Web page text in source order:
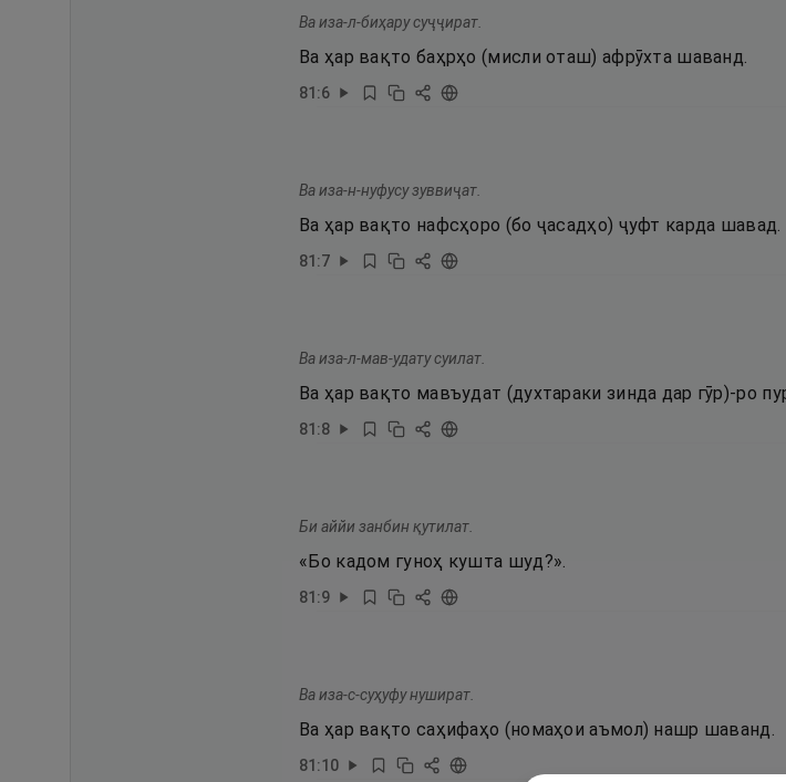
Ва иза-л-биҳару суҷҷират.
Ва ҳар вақто баҳрҳо (мисли оташ) афрӯхта шаванд.
81:6
Ва иза-н-нуфусу зуввиҷат.
Ва ҳар вақто нафсҳоро (бо ҷасадҳо) ҷуфт карда шавад.
81:7
Ва иза-л-мав-удату суилат.
Ва ҳар вақто мавъудат (духтараки зинда дар гӯр)-ро
81:8
Би аййи занбин қутилат.
«Бо кадом гуноҳ кушта шуд?».
81:9
Ва иза-с-суҳуфу нушират.
Ва ҳар вақто саҳифаҳо (номаҳои аъмол) нашр шаванд.
81:10